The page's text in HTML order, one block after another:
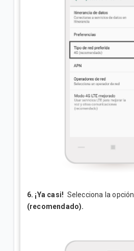
6. ¡Ya casi! Selecciona la opción
(recomendado).